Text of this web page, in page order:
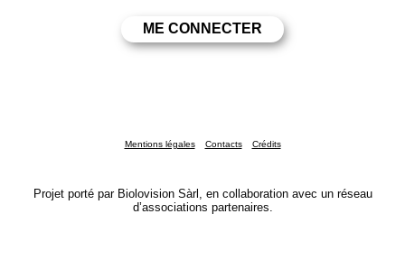
Mentions légales Contacts Crédits
Projet porté par Biolovision Sàrl, en collaboration avec un réseau
d’associations partenaires.